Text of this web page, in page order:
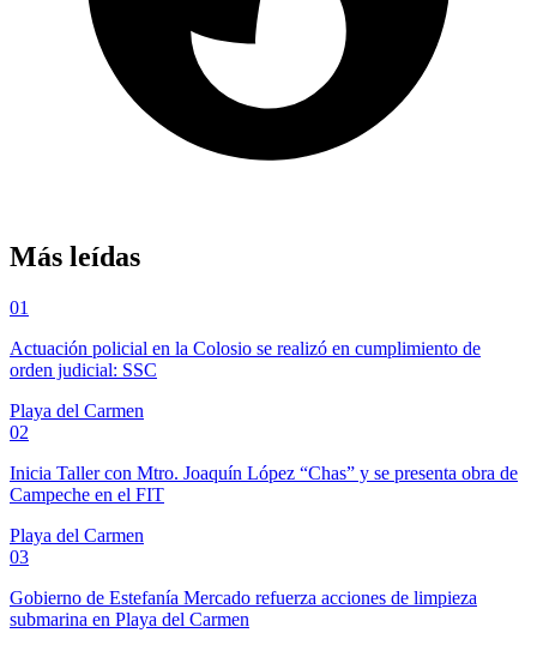
Más leídas
01
Actuación policial en la Colosio se realizó en cumplimiento de
orden judicial: SSC
Playa del Carmen
02
Inicia Taller con Mtro. Joaquín López “Chas” y se presenta obra de
Campeche en el FIT
Playa del Carmen
03
Gobierno de Estefanía Mercado refuerza acciones de limpieza
submarina en Playa del Carmen